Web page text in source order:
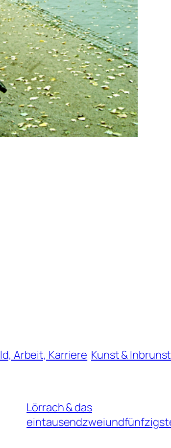
Arbeit, Karriere Kunst & Inbrunst
Lörrach & das